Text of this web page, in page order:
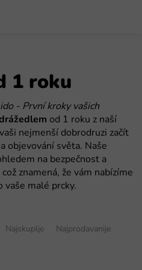
1 roku
- První kroky vašich
od 1 roku z naší
nejmenší dobrodruzi začít
objevování světa. Naše
na bezpečnost a
znamená, že vám nabízíme
vaše malé prcky.
Najskuplje Najprodavanije